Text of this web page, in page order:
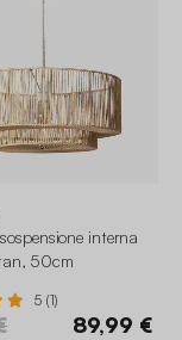
interna
50cm
5 (1)
89,99 €